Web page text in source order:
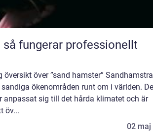
översikt över ”sand hamster”
ökenområden runt om i världen.
anpassat sig till det hårda klimatet och är
öv...
02 maj